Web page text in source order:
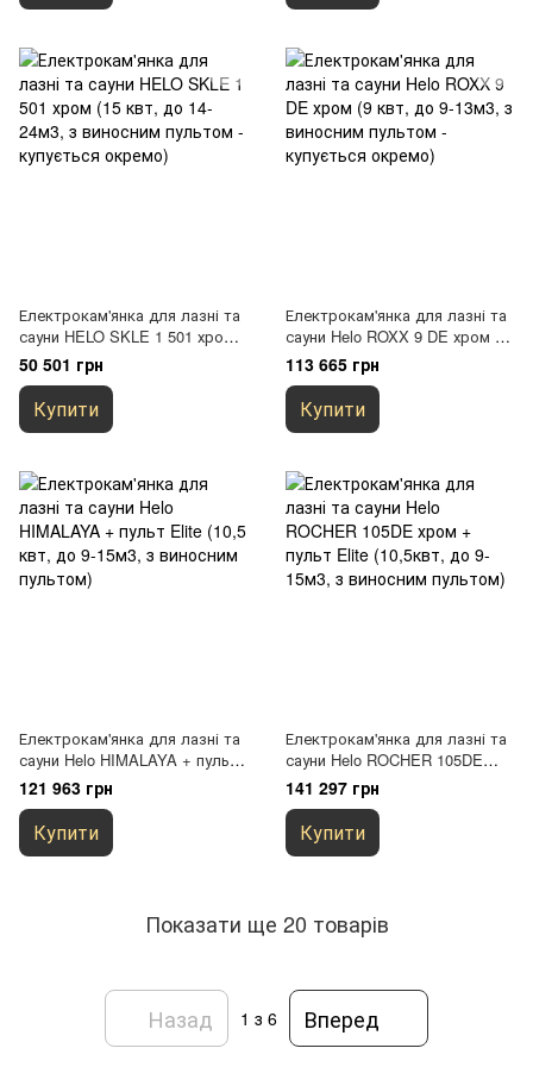
Електрокам'янка для лазні та
сауни HELO SKLE 1 501 хром
(15 квт, до 14-24м3, з
виносним пультом - купується
окремо)
50 501 грн
Купити
Електрокам'янка для лазні та
сауни Helo ROXX 9 DE хром (9
квт, до 9-13м3, з виносним
пультом - купується окремо)
113 665 грн
Купити
Електрокам'янка для лазні та
сауни Helo HIMALAYA + пульт
Elite (10,5 квт, до 9-15м3, з
виносним пультом)
121 963 грн
Купити
Електрокам'янка для лазні та
сауни Helo ROCHER 105DE
хром + пульт Elite (10,5квт, до
9-15м3, з виносним пультом)
141 297 грн
Купити
Показати ще 20 товарів
Назад 1 з 6 Вперед